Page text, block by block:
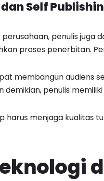
Self
penulis
proses penerbitan.
membangun audiens
demikian, penulis
harus menjaga kualitas